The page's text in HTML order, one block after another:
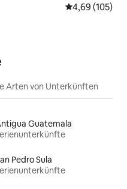
4,69 (105)
Arten von Unterkünften
Guatemala
Pedro Sula